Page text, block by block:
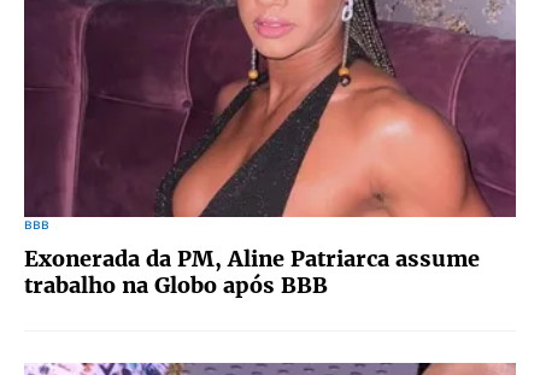
BBB
Exonerada da PM, Aline Patriarca assume
trabalho na Globo após BBB